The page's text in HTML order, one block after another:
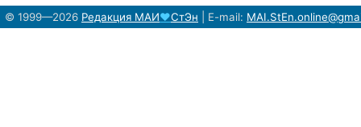
© 1999—2026 Редакция МАИ♥СтЭн E-mail: